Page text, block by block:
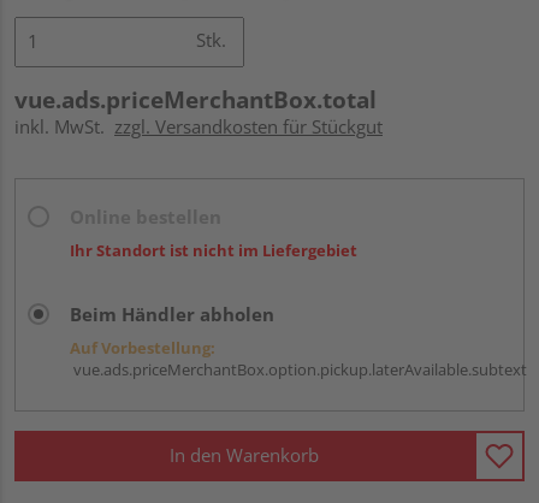
Stk.
vue.ads.priceMerchantBox.total
inkl. MwSt. zzgl. Versandkosten für Stückgut
Ihr Standort ist nicht im Liefergebiet
Beim Händler abholen
Auf Vorbestellung:
vue.ads.priceMerchantBox.option.pickup.laterAvailable.subtext
In den Warenkorb